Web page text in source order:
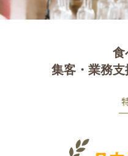
食
集客・業務